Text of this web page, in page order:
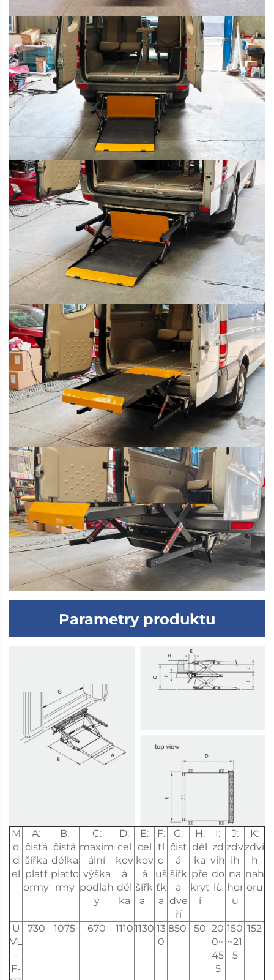
Parametry produktu
M
o
d
el
A:
čistá
šířka
platf
ormy
B:
čistá
délka
platfo
rmy
C:
maxim
ální
výška
podlah
y
D:
cel
kov
á
dél
ka
E:
cel
kov
á
šířk
a
F:
tl
o
uš
ťk
a
G:
čist
á
šířk
a
dve
ří
H:
dél
ka
pře
kryt
í
I:
zd
vih
do
lů
J:
zdv
ih
na
hor
u
K:
zdvi
h
nah
oru
U
VL
-
F-
730 1075 670 11101130 13
0
850 50 20
0~
45
5
150
~21
5
152